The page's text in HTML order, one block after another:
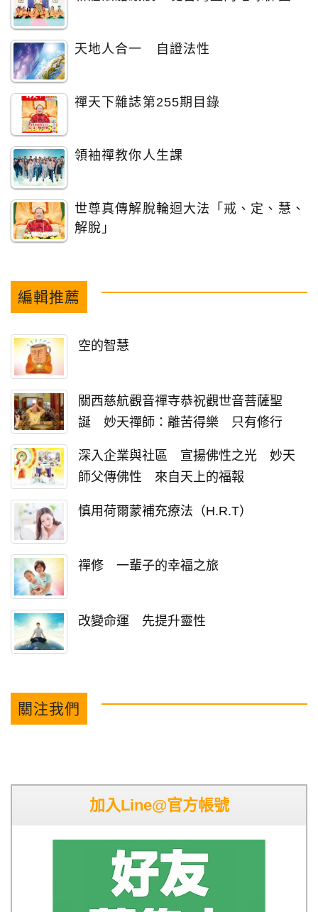
天地人合一 自證法性
禪天下雜誌第255期目錄
領袖禪教你人生課
世尊真傳解脫輪迴大法「戒、定、慧、
解脫」
編輯推薦
空的智慧
關西慈航觀音禪寺恭祝觀世音菩薩聖
誕 妙天禪師：離苦得樂 只有修行
深入企業與社區 宣揚佛性之光 妙天
師父傳佛性 來自天上的福報
慎用荷爾蒙補充療法（H.R.T）
禪修 一輩子的幸福之旅
改變命運 先提升靈性
關注我們
加入Line@官方帳號